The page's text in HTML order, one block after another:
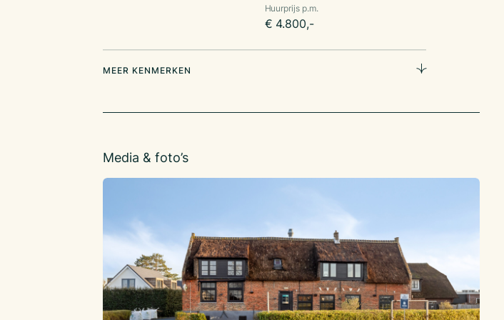
Huurprijs p.m.
€ 4.800,-
MEER KENMERKEN
Media & foto’s